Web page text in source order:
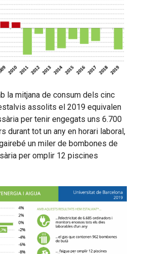
la mitjana de consum dels cinc
assolits el 2019 equivalen
per tenir engegats uns 6.700
durant tot un any en horari laboral,
un miler de bombones de
per omplir 12 piscines